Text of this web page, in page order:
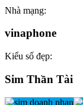
Nhà mạng:
vinaphone
Kiểu số đẹp:
Sim Thần Tài